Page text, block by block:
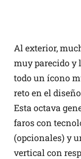
Al exterior,
muy parecido y
todo un ícono
reto en el
Esta octava
faros con
(opcionales) y
vertical con